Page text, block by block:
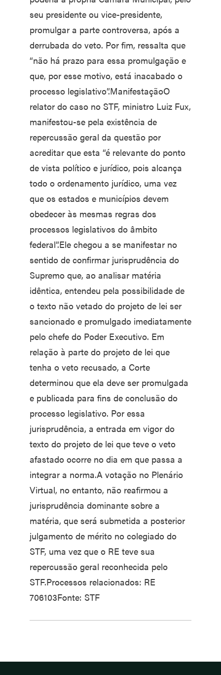
seu presidente ou vice-presidente,
promulgar a parte controversa, após a
derrubada do veto. Por fim, ressalta que
“não há prazo para essa promulgação e
que, por esse motivo, está inacabado o
processo legislativo”.ManifestaçãoO
relator do caso no STF, ministro Luiz Fux,
manifestou-se pela existência de
repercussão geral da questão por
acreditar que esta “é relevante do ponto
de vista político e jurídico, pois alcança
todo o ordenamento jurídico, uma vez
que os estados e municípios devem
obedecer às mesmas regras dos
processos legislativos do âmbito
federal”.Ele chegou a se manifestar no
sentido de confirmar jurisprudência do
Supremo que, ao analisar matéria
idêntica, entendeu pela possibilidade de
o texto não vetado do projeto de lei ser
sancionado e promulgado imediatamente
pelo chefe do Poder Executivo. Em
relação à parte do projeto de lei que
tenha o veto recusado, a Corte
determinou que ela deve ser promulgada
e publicada para fins de conclusão do
processo legislativo. Por essa
jurisprudência, a entrada em vigor do
texto do projeto de lei que teve o veto
afastado ocorre no dia em que passa a
integrar a norma.A votação no Plenário
Virtual, no entanto, não reafirmou a
jurisprudência dominante sobre a
matéria, que será submetida a posterior
julgamento de mérito no colegiado do
STF, uma vez que o RE teve sua
repercussão geral reconhecida pelo
STF.Processos relacionados: RE
706103Fonte: STF